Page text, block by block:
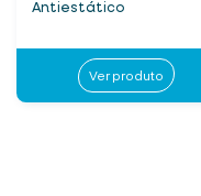
Antiestático
Ver produto